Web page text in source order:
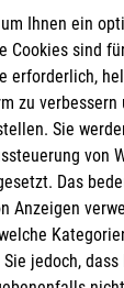
Ihnen ein
Cookies sind
erforderlich,
zu verbessern
Sie
von
Das
Anzeigen
jedoch,